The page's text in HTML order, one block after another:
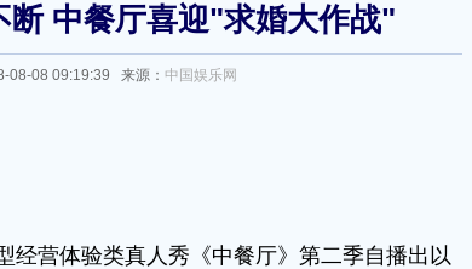
中餐厅喜迎"求婚大作战"
08-08 09:19:39 来源： 中国娱乐网
经营体验类真人秀《中餐厅》第二季自播出以